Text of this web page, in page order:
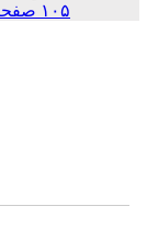
۱۰۵ صفحات ۴۶-۳۴